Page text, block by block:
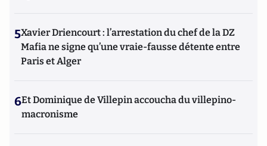
5Xavier Driencourt : l’arrestation du chef de la DZ
Mafia ne signe qu’une vraie-fausse détente entre
Paris et Alger
6Et Dominique de Villepin accoucha du villepino-
macronisme